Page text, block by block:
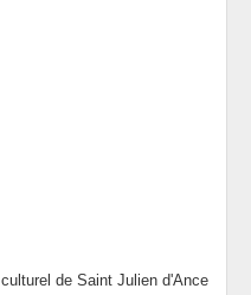
de Saint Julien d'Ance